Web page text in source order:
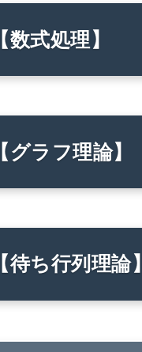
【数式処理】
【グラフ理論】
【待ち行列理論】